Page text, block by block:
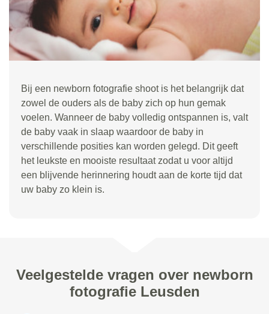
Bij een newborn fotografie shoot is het belangrijk dat
zowel de ouders als de baby zich op hun gemak
voelen. Wanneer de baby volledig ontspannen is, valt
de baby vaak in slaap waardoor de baby in
verschillende posities kan worden gelegd. Dit geeft
het leukste en mooiste resultaat zodat u voor altijd
een blijvende herinnering houdt aan de korte tijd dat
uw baby zo klein is.
Veelgestelde vragen over newborn
fotografie Leusden